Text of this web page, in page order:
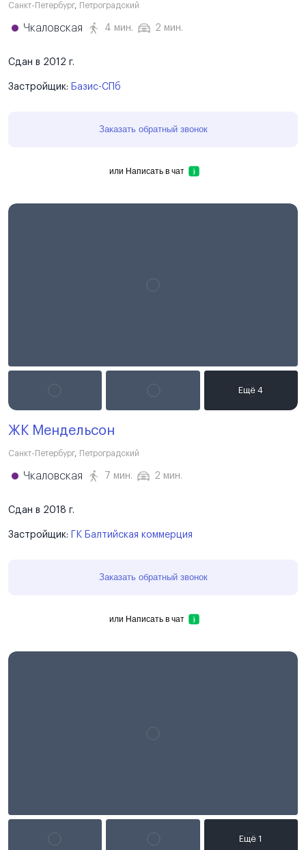
Санкт-Петербург, Петроградский
Чкаловская 4 мин. 2 мин.
Сдан в 2012 г.
Застройщик: Базис-СПб
Заказать обратный звонок
или Написать в чат
ЖК Мендельсон
Санкт-Петербург, Петроградский
Чкаловская 7 мин. 2 мин.
Сдан в 2018 г.
Застройщик: ГК Балтийская коммерция
Заказать обратный звонок
или Написать в чат